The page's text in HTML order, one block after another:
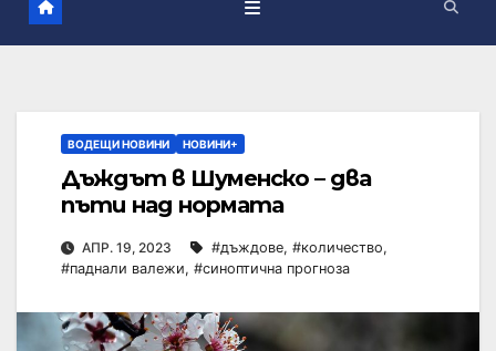
ВОДЕЩИ НОВИНИ НОВИНИ+
Дъждът в Шуменско – два
пъти над нормата
АПР. 19, 2023 #дъждове, #количество,
#паднали валежи, #синоптична прогноза